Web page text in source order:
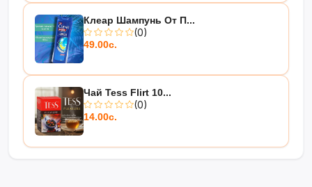
Клеар Шампунь От П...
(0)
49.00с.
Чай Tess Flirt 10...
(0)
14.00с.